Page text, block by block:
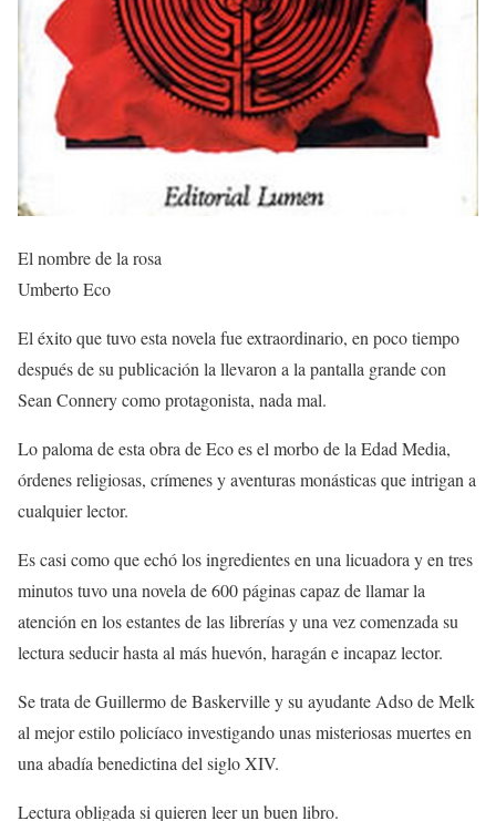
El nombre de la rosa
Umberto Eco
El éxito que tuvo esta novela fue extraordinario, en poco tiempo
después de su publicación la llevaron a la pantalla grande con
Sean Connery como protagonista, nada mal.
Lo paloma de esta obra de Eco es el morbo de la Edad Media,
órdenes religiosas, crímenes y aventuras monásticas que intrigan a
cualquier lector.
Es casi como que echó los ingredientes en una licuadora y en tres
minutos tuvo una novela de 600 páginas capaz de llamar la
atención en los estantes de las librerías y una vez comenzada su
lectura seducir hasta al más huevón, haragán e incapaz lector.
Se trata de Guillermo de Baskerville y su ayudante Adso de Melk
al mejor estilo policíaco investigando unas misteriosas muertes en
una abadía benedictina del siglo XIV.
Lectura obligada si quieren leer un buen libro.